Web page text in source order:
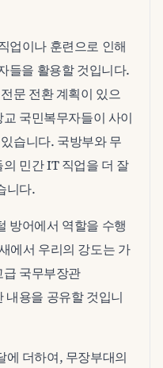
업이나 훈련으로 인해
들을 활용할 것입니다.
문 전환 계획이 있으
국민복무자들이 사이
습니다. 국방부와 무
민간 IT 직업을 더 잘
니다.
방어에서 역할을 수행
에서 우리의 강도는 가
국무부장관
용을 공유할 것입니
에 더하여, 무장부대의